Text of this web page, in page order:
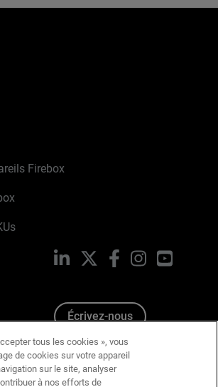
Firebox
LinkedIn FacebookInstagramYouTube
Écrivez-nous
tous les cookies », vous
de cookies sur votre appareil
sur le site, analyser
à nos efforts de